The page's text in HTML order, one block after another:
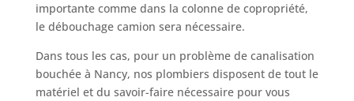
importante comme dans la colonne de copropriété,
le débouchage camion sera nécessaire.
Dans tous les cas, pour un problème de canalisation
bouchée à Nancy, nos plombiers disposent de tout le
matériel et du savoir-faire nécessaire pour vous